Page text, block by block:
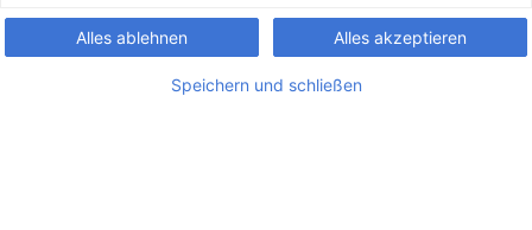
Alles ablehnen Alles akzeptieren
Speichern und schließen